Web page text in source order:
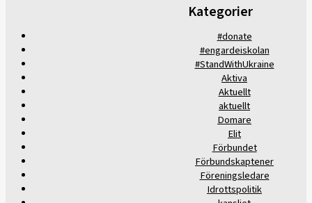
Kategorier
#donate
#engardeiskolan
#StandWithUkraine
Aktiva
Aktuellt
aktuellt
Domare
Elit
Förbundet
Förbundskaptener
Föreningsledare
Idrottspolitik